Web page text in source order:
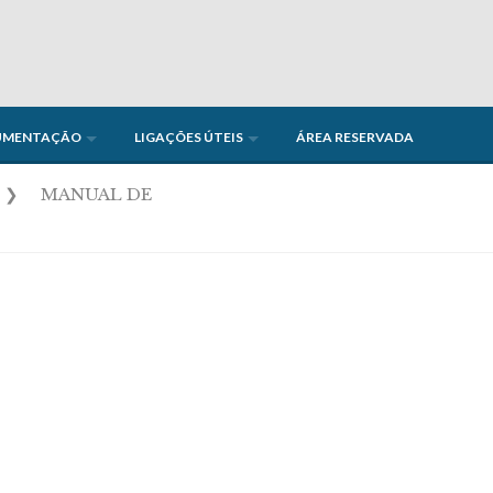
LIGAÇÕES ÚTEIS ÁREA RESERVADA
❯ MANUAL DE